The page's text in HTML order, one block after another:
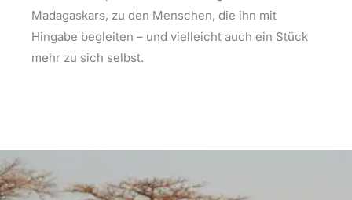
Madagaskars, zu den Menschen, die ihn mit
Hingabe begleiten – und vielleicht auch ein Stück
mehr zu sich selbst.